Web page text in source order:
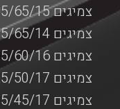
צמיגים 195/65/15
צמיגים 175/65/14
צמיגים 205/60/16
צמיגים 225/50/17
צמיגים 205/45/17